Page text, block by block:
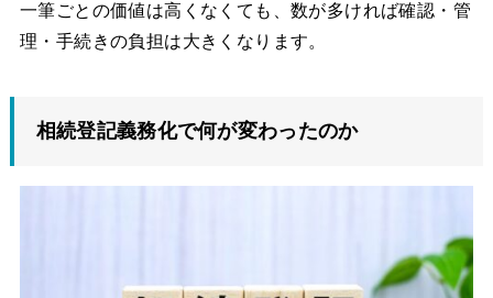
一筆ごとの価値は高くなくても、数が多ければ確認・管
理・手続きの負担は大きくなります。
相続登記義務化で何が変わったのか